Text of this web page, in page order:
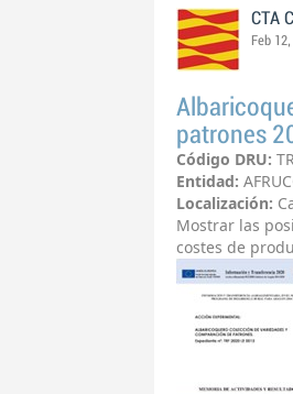
CTA
Feb
patrones
Código DRU:
Entidad:
Localización:
Mostrar las
costes de